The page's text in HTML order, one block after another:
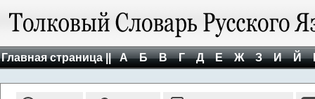
Главная страница || А Б В Г Д Е Ж З И Й